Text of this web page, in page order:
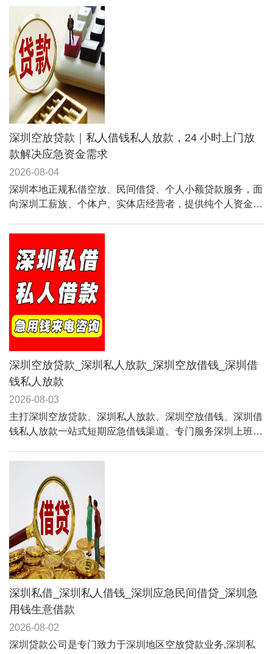
盖个人私借、小微经营贷、社保贷、车贷抵押、无抵押空放
等全品类业务，条件简单、手续快捷、当天可放款。
深圳空放贷款｜私人借钱私人放款，24 小时上门放
款解决应急资金需求
2026-08-04
深圳本地正规私借空放、民间借贷、个人小额贷款服务，面
向深圳工薪族、个体户、实体店经营者，提供纯个人资金周
盖个人私借、小微经营贷、社保贷、车贷抵押、无抵押空放
等全品类业务，条件简单、手续快捷、当天可放款。
深圳空放贷款_深圳私人放款_深圳空放借钱_深圳借
钱私人放款
2026-08-03
主打深圳空放贷款、深圳私人放款、深圳空放借钱、深圳借
钱私人放款一站式短期应急借钱渠道。专门服务深圳上班
多、轻微逾期、流水不足、被银行和网贷拒贷的用户，提供
低门槛、无抵押、无担保、人性化审核的民间私借服务。
深圳私借_深圳私人借钱_深圳应急民间借贷_深圳急
用钱生意借款
2026-08-02
深圳贷款公司是专门致力于深圳地区空放贷款业务,深圳私